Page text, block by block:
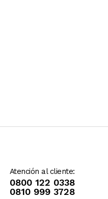
Atención al cliente:
0800 122 0338
0810 999 3728